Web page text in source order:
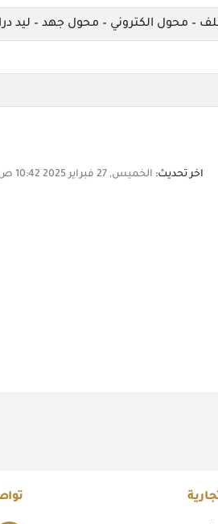
– محول الكتروني – محول جهد – ليد
اخر تحديث: الخميس, 27 فبراير 2025 10:42 ص